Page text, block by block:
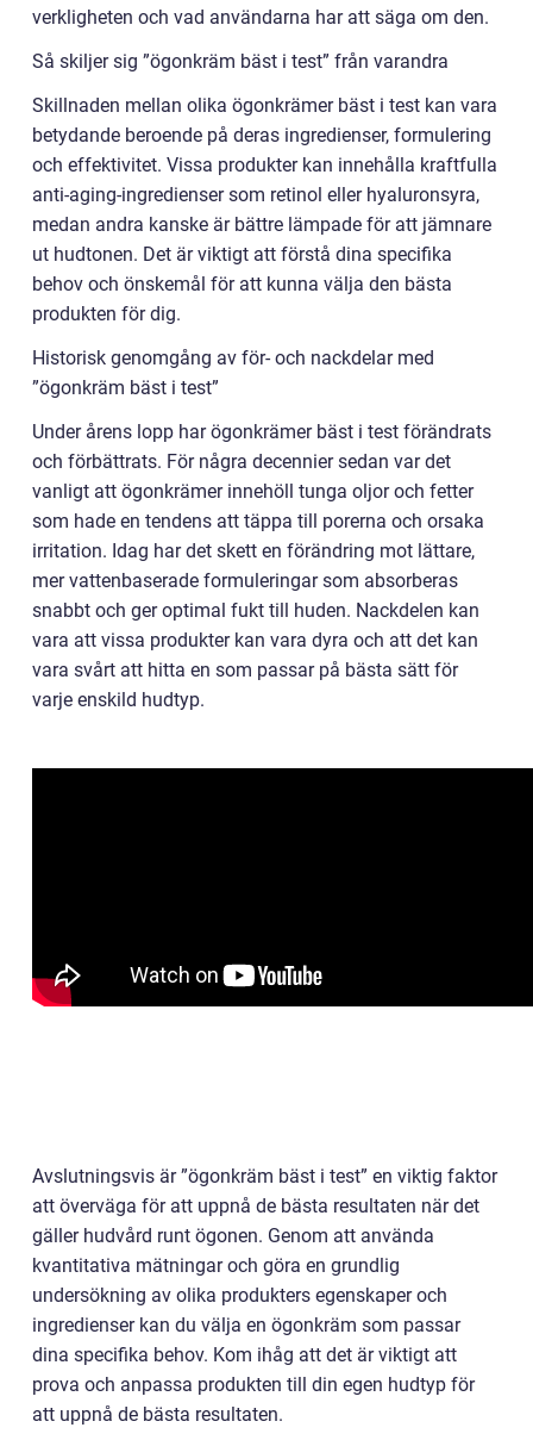
verkligheten och vad användarna har att säga om den.
Så skiljer sig ”ögonkräm bäst i test” från varandra
Skillnaden mellan olika ögonkrämer bäst i test kan vara
betydande beroende på deras ingredienser, formulering
och effektivitet. Vissa produkter kan innehålla kraftfulla
anti-aging-ingredienser som retinol eller hyaluronsyra,
medan andra kanske är bättre lämpade för att jämnare
ut hudtonen. Det är viktigt att förstå dina specifika
behov och önskemål för att kunna välja den bästa
produkten för dig.
Historisk genomgång av för- och nackdelar med
”ögonkräm bäst i test”
Under årens lopp har ögonkrämer bäst i test förändrats
och förbättrats. För några decennier sedan var det
vanligt att ögonkrämer innehöll tunga oljor och fetter
som hade en tendens att täppa till porerna och orsaka
irritation. Idag har det skett en förändring mot lättare,
mer vattenbaserade formuleringar som absorberas
snabbt och ger optimal fukt till huden. Nackdelen kan
vara att vissa produkter kan vara dyra och att det kan
vara svårt att hitta en som passar på bästa sätt för
varje enskild hudtyp.
Avslutningsvis är ”ögonkräm bäst i test” en viktig faktor
att överväga för att uppnå de bästa resultaten när det
gäller hudvård runt ögonen. Genom att använda
kvantitativa mätningar och göra en grundlig
undersökning av olika produkters egenskaper och
ingredienser kan du välja en ögonkräm som passar
dina specifika behov. Kom ihåg att det är viktigt att
prova och anpassa produkten till din egen hudtyp för
att uppnå de bästa resultaten.